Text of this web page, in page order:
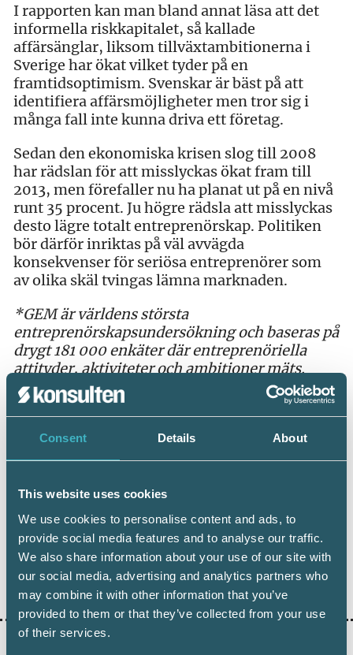
Consent Details About
This website uses cookies
We use cookies to personalise content and ads, to
provide social media features and to analyse our traffic.
We also share information about your use of our site with
our social media, advertising and analytics partners who
may combine it with other information that you’ve
provided to them or that they’ve collected from your use
of their services.
I rapporten kan man bland annat läsa att det
informella riskkapitalet, så kallade
affärsänglar, liksom tillväxtambitionerna i
Sverige har ökat vilket tyder på en
framtidsoptimism. Svenskar är bäst på att
identifiera affärsmöjligheter men tror sig i
många fall inte kunna driva ett företag.
Sedan den ekonomiska krisen slog till 2008
har rädslan för att misslyckas ökat fram till
2013, men förefaller nu ha planat ut på en nivå
runt 35 procent. Ju högre rädsla att misslyckas
desto lägre totalt entreprenörskap. Politiken
bör därför inriktas på väl avvägda
konsekvenser för seriösa entreprenörer som
av olika skäl tvingas lämna marknaden.
*GEM är världens största
entreprenörskapsundersökning och baseras på
drygt 181 000 enkäter där entreprenöriella
attityder, aktiviteter och ambitioner mäts.
Undersökningen omfattar 72 procent av
världens befolkning samt 90 procent av global
BNP.
Källa: Entreprenörskapsforum
Dela: